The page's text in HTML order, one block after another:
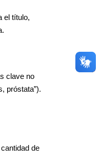
el título,
clave no
próstata”).
de